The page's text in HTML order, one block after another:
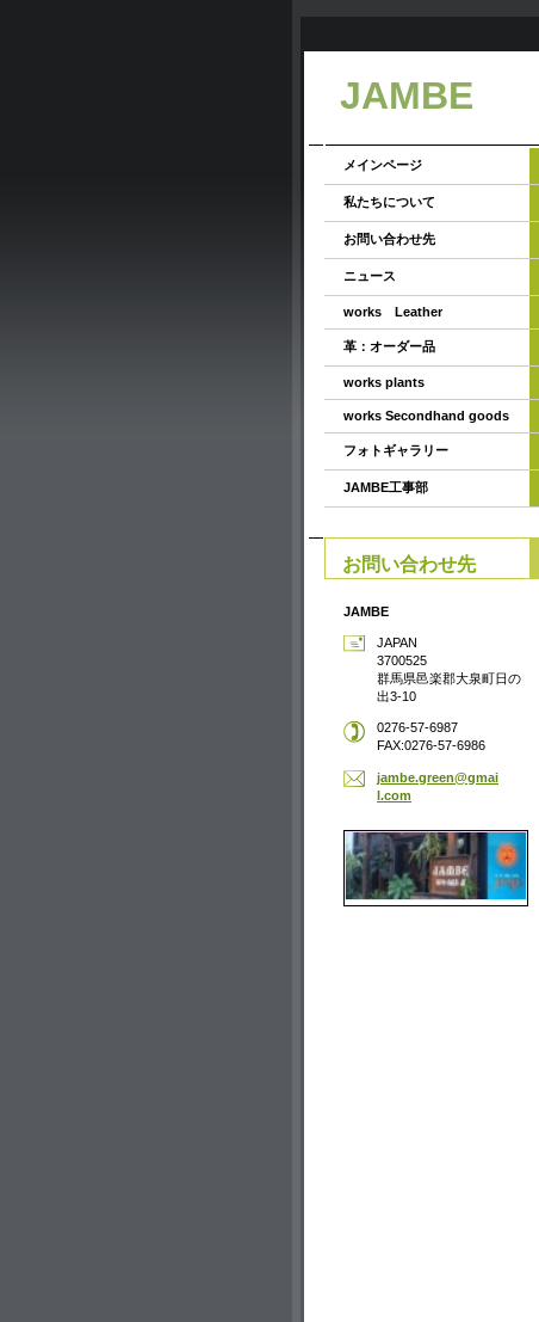
JAMBE
メインページ
私たちについて
お問い合わせ先
ニュース
works Leather
革：オーダー品
works plants
works Secondhand goods
フォトギャラリー
JAMBE工事部
お問い合わせ先
JAMBE
JAPAN
3700525
群馬県邑楽郡大泉町日の
出3-10
0276-57-6987
FAX:0276-57-6986
jambe.green@gmai
l.com